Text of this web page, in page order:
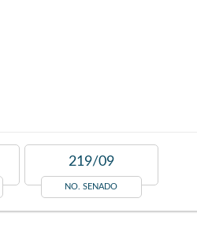
219/09
NO. SENADO